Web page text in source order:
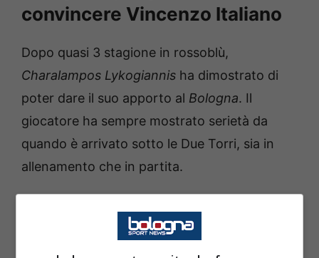
convincere Vincenzo Italiano
Dopo quasi 3 stagione in rossoblù,
Charalampos Lykogiannis ha dimostrato di
poter dare il suo apporto al Bologna. Il
giocatore ha sempre mostrato serietà da
quando è arrivato sotto le Due Torri, sia in
allenamento che in partita.
A circa 6 mesi dalla scadenza del suo
contratto, Joey Saputo e i vertici rossoblù si
interrogano sul futuro del terzino greco.